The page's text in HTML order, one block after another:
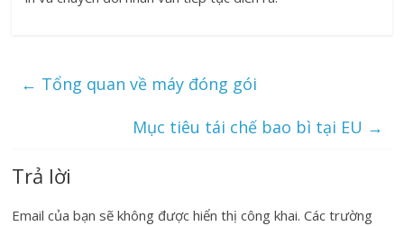
← Tổng quan về máy đóng gói
Mục tiêu tái chế bao bì tại EU →
Trả lời
Email của bạn sẽ không được hiển thị công khai. Các trường